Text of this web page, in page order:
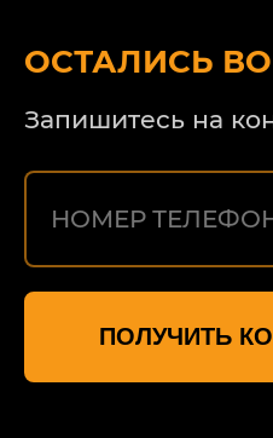
ОСТАЛИСЬ
Запишитесь на
ПОЛУЧИТЬ